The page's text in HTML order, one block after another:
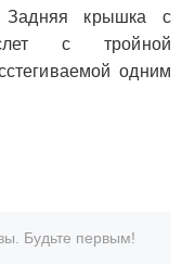
Задняя крышка с
с тройной
одним
Будьте первым!